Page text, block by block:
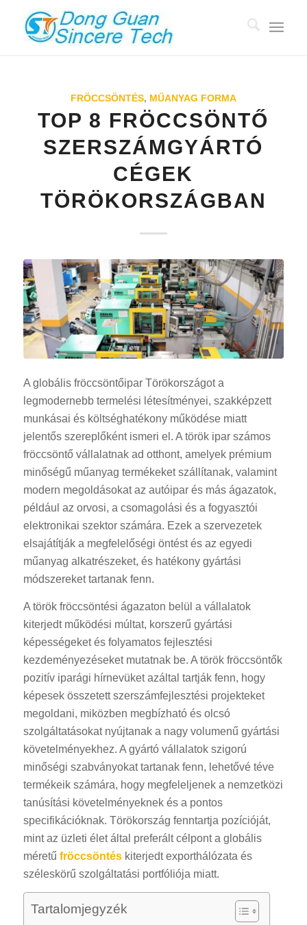
FRÖCCSÖNTÉS, MŰANYAG FORMA
TOP 8 FRÖCCSÖNTŐ
SZERSZÁMGYÁRTÓ
CÉGEK
TÖRÖKORSZÁGBAN
A globális fröccsöntőipar Törökországot a
legmodernebb termelési létesítményei, szakképzett
munkásai és költséghatékony működése miatt
jelentős szereplőként ismeri el. A török ipar számos
fröccsöntő vállalatnak ad otthont, amelyek prémium
minőségű műanyag termékeket szállítanak, valamint
modern megoldásokat az autóipar és más ágazatok,
például az orvosi, a csomagolási és a fogyasztói
elektronikai szektor számára. Ezek a szervezetek
elsajátítják a megfelelőségi öntést és az egyedi
műanyag alkatrészeket, és hatékony gyártási
módszereket tartanak fenn.
A török fröccsöntési ágazaton belül a vállalatok
kiterjedt működési múltat, korszerű gyártási
képességeket és folyamatos fejlesztési
kezdeményezéseket mutatnak be. A török fröccsöntők
pozitív iparági hírnevüket azáltal tartják fenn, hogy
képesek összetett szerszámfejlesztési projekteket
megoldani, miközben megbízható és olcsó
szolgáltatásokat nyújtanak a nagy volumenű gyártási
követelményekhez. A gyártó vállalatok szigorú
minőségi szabványokat tartanak fenn, lehetővé téve
termékeik számára, hogy megfeleljenek a nemzetközi
tanúsítási követelményeknek és a pontos
specifikációknak. Törökország fenntartja pozícióját,
mint az üzleti élet által preferált célpont a globális
méretű fröccsöntés kiterjedt exporthálózata és
széleskörű szolgáltatási portfóliója miatt.
Tartalomjegyzék